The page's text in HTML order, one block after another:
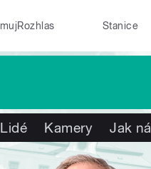
mujRozhlas Stanice
Lidé Kamery Jak